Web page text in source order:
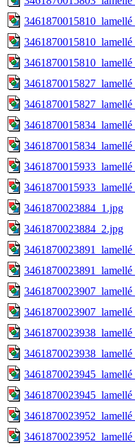
3461870023884_1.jpg
3461870023884_2.jpg